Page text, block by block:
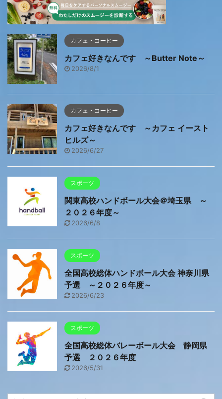
カフェ・コーヒー
カフェ好きなんです ～Butter Note～
2026/8/1
カフェ・コーヒー
カフェ好きなんです ～カフェ イースト
ヒルズ～
2026/6/27
スポーツ
関東高校ハンドボール大会＠埼玉県 ～
２０２６年度～
2026/6/8
スポーツ
全国高校総体ハンドボール大会 神奈川県
予選 ～２０２６年度～
2026/6/23
スポーツ
全国高校総体バレーボール大会 静岡県
予選 ２０２６年度
2026/5/31